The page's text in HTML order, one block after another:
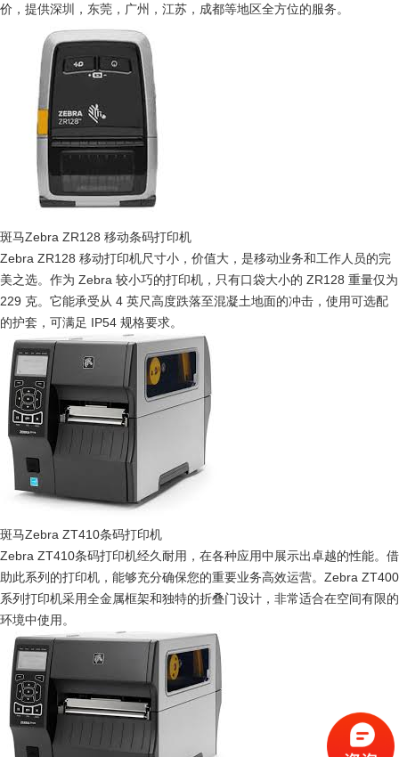
价，提供深圳，东莞，广州，江苏，成都等地区全方位的服务。
斑马Zebra ZR128 移动条码打印机
Zebra ZR128 移动打印机尺寸小，价值大，是移动业务和工作人员的完
美之选。作为 Zebra 较小巧的打印机，只有口袋大小的 ZR128 重量仅为
229 克。它能承受从 4 英尺高度跌落至混凝土地面的冲击，使用可选配
的护套，可满足 IP54 规格要求。
斑马Zebra ZT410条码打印机
Zebra ZT410条码打印机经久耐用，在各种应用中展示出卓越的性能。借
助此系列的打印机，能够充分确保您的重要业务高效运营。Zebra ZT400
系列打印机采用全金属框架和独特的折叠门设计，非常适合在空间有限的
环境中使用。